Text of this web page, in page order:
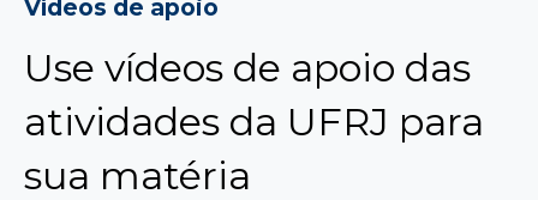
Vídeos de apoio
Use vídeos de apoio das
atividades da UFRJ para
sua matéria